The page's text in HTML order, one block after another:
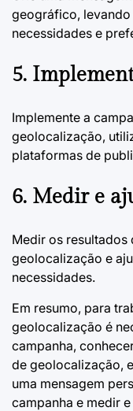
geográfico,
necessidades e
5.
Implemente a
geolocalização,
plataformas de
6. Medir e
Medir os resultados
geolocalização e
necessidades.
Em resumo, para
geolocalização é
campanha,
de geolocalização,
uma mensagem
campanha e medir